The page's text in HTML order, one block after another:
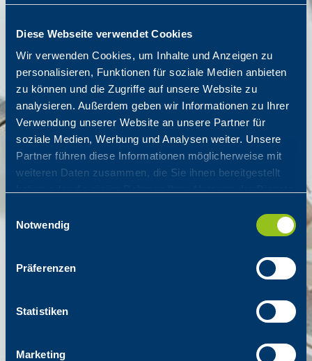
Diese Webseite verwendet Cookies
Wir verwenden Cookies, um Inhalte und Anzeigen zu
personalisieren, Funktionen für soziale Medien anbieten
zu können und die Zugriffe auf unsere Website zu
analysieren. Außerdem geben wir Informationen zu Ihrer
Verwendung unserer Website an unsere Partner für
soziale Medien, Werbung und Analysen weiter. Unsere
Partner führen diese Informationen möglicherweise mit
weiteren Daten zusammen, die Sie ihnen bereitgestellt
Notwendig
Präferenzen
Statistiken
Marketing